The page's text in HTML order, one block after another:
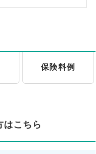
保険料例
はこちら